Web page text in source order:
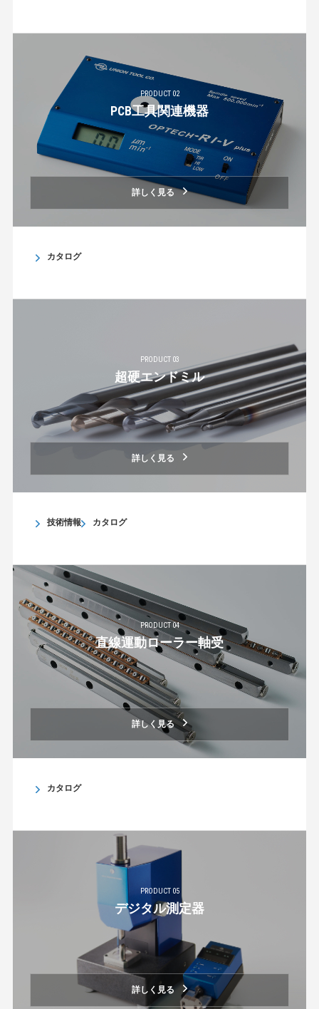
PRODUCT 02
PCB工具関連機器
詳しく見る
カタログ
PRODUCT 03
超硬エンドミル
詳しく見る
技術情報 カタログ
PRODUCT 04
直線運動ローラー軸受
詳しく見る
カタログ
PRODUCT 05
デジタル測定器
詳しく見る